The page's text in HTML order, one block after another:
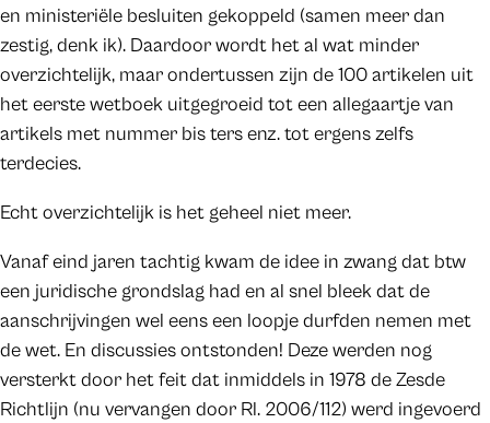
en ministeriële besluiten gekoppeld (samen meer dan
zestig, denk ik). Daardoor wordt het al wat minder
overzichtelijk, maar ondertussen zijn de 100 artikelen uit
het eerste wetboek uitgegroeid tot een allegaartje van
artikels met nummer bis ters enz. tot ergens zelfs
terdecies.
Echt overzichtelijk is het geheel niet meer.
Vanaf eind jaren tachtig kwam de idee in zwang dat btw
een juridische grondslag had en al snel bleek dat de
aanschrijvingen wel eens een loopje durfden nemen met
de wet. En discussies ontstonden! Deze werden nog
versterkt door het feit dat inmiddels in 1978 de Zesde
Richtlijn (nu vervangen door Rl. 2006/112) werd ingevoerd